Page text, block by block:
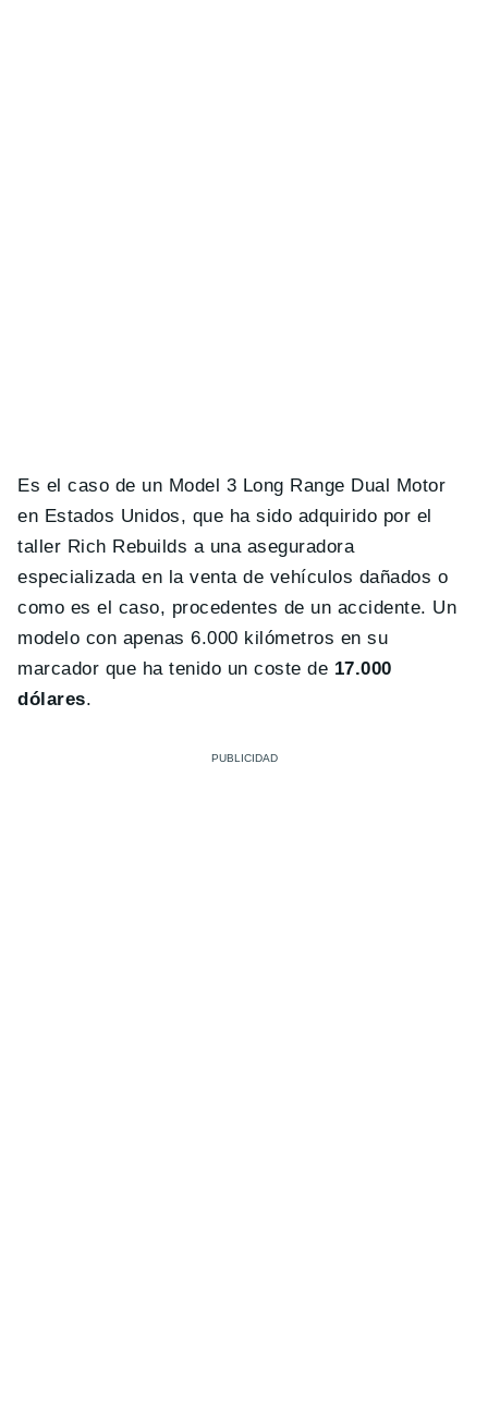
Es el caso de un Model 3 Long Range Dual Motor
en Estados Unidos, que ha sido adquirido por el
taller Rich Rebuilds a una aseguradora
especializada en la venta de vehículos dañados o
como es el caso, procedentes de un accidente. Un
modelo con apenas 6.000 kilómetros en su
marcador que ha tenido un coste de 17.000
dólares.